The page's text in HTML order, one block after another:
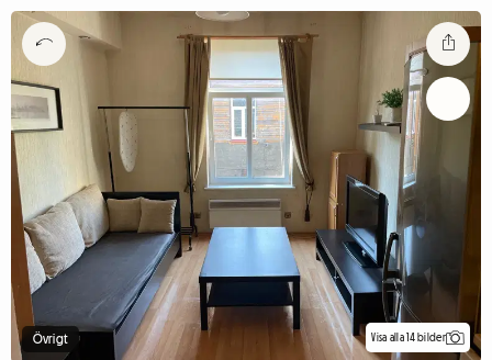
Övrigt Visa alla 14 bilder